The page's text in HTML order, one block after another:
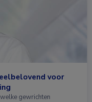
voor
gewrichten